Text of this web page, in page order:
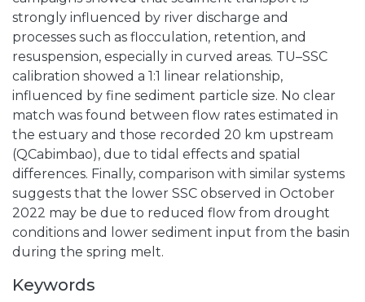
strongly influenced by river discharge and
processes such as flocculation, retention, and
resuspension, especially in curved areas. TU–SSC
calibration showed a 1:1 linear relationship,
influenced by fine sediment particle size. No clear
match was found between flow rates estimated in
the estuary and those recorded 20 km upstream
(QCabimbao), due to tidal effects and spatial
differences. Finally, comparison with similar systems
suggests that the lower SSC observed in October
2022 may be due to reduced flow from drought
conditions and lower sediment input from the basin
during the spring melt.
Keywords